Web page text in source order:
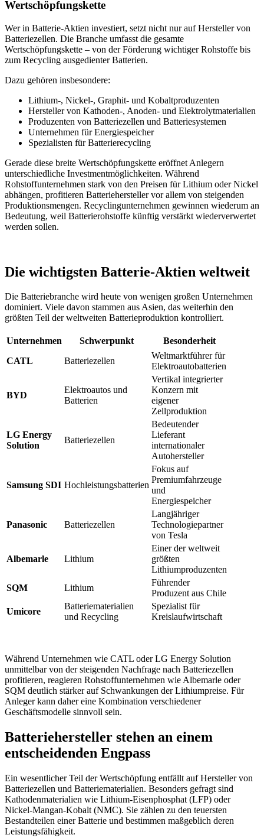
Wertschöpfungskette
Wer in Batterie-Aktien investiert, setzt nicht nur auf Hersteller von
Batteriezellen. Die Branche umfasst die gesamte
Wertschöpfungskette – von der Förderung wichtiger Rohstoffe bis
zum Recycling ausgedienter Batterien.
Dazu gehören insbesondere:
Lithium-, Nickel-, Graphit- und Kobaltproduzenten
Hersteller von Kathoden-, Anoden- und Elektrolytmaterialien
Produzenten von Batteriezellen und Batteriesystemen
Unternehmen für Energiespeicher
Spezialisten für Batterierecycling
Gerade diese breite Wertschöpfungskette eröffnet Anlegern
unterschiedliche Investmentmöglichkeiten. Während
Rohstoffunternehmen stark von den Preisen für Lithium oder Nickel
abhängen, profitieren Batteriehersteller vor allem von steigenden
Produktionsmengen. Recyclingunternehmen gewinnen wiederum an
Bedeutung, weil Batterierohstoffe künftig verstärkt wiederverwertet
werden sollen.
Die wichtigsten Batterie-Aktien weltweit
Die Batteriebranche wird heute von wenigen großen Unternehmen
dominiert. Viele davon stammen aus Asien, das weiterhin den
größten Teil der weltweiten Batterieproduktion kontrolliert.
Unternehmen Schwerpunkt
Besonderheit
CATL
Batteriezellen
Weltmarktführer für
Elektroautobatterien
BYD
Elektroautos und
Batterien
Vertikal integrierter
Konzern mit
eigener
Zellproduktion
LG Energy
Solution
Batteriezellen
Bedeutender
Lieferant
internationaler
Autohersteller
Samsung SDI Hochleistungsbatterien
Fokus auf
Premiumfahrzeuge
und
Energiespeicher
Panasonic Batteriezellen
Langjähriger
Technologiepartner
von Tesla
Albemarle Lithium
Einer der weltweit
größten
Lithiumproduzenten
SQM
Lithium
Führender
Produzent aus Chile
Umicore
Batteriematerialien
und Recycling
Spezialist für
Kreislaufwirtschaft
Während Unternehmen wie CATL oder LG Energy Solution
unmittelbar von der steigenden Nachfrage nach Batteriezellen
profitieren, reagieren Rohstoffunternehmen wie Albemarle oder
SQM deutlich stärker auf Schwankungen der Lithiumpreise. Für
Anleger kann daher eine Kombination verschiedener
Geschäftsmodelle sinnvoll sein.
Batteriehersteller stehen an einem
entscheidenden Engpass
Ein wesentlicher Teil der Wertschöpfung entfällt auf Hersteller von
Batteriezellen und Batteriematerialien. Besonders gefragt sind
Kathodenmaterialien wie Lithium-Eisenphosphat (LFP) oder
Nickel-Mangan-Kobalt (NMC). Sie zählen zu den teuersten
Bestandteilen einer Batterie und bestimmen maßgeblich deren
Leistungsfähigkeit.